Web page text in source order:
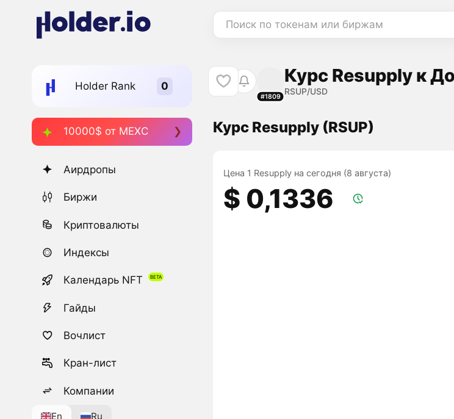
Поиск по токенам или биржам
Holder Rank
10000$ от MEXC
Аирдропы
Биржи
Криптовалюты
Индексы
Календарь NFT
Гайды
Вочлист
Кран-лист
Компании
En Ru
#1809
Курс Resupply к
RSUP/USD
Курс Resupply (RSUP)
Цена 1 Resupply на сегодня (8 августа)
$ 0,1336